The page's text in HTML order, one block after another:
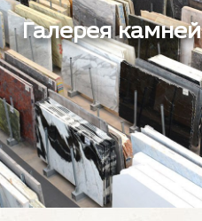
Галерея камней